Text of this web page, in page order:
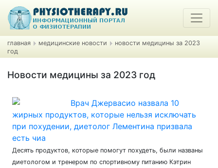
главная медицинские новости
новости медицины за 2023
год
Новости медицины за 2023 год
Врач Джервасио назвала 10
жирных продуктов, которые нельзя исключать
при похудении, диетолог Лементина призвала
есть чиа
Десять продуктов, которые помогут похудеть, были названы
диетологом и тренером по спортивному питанию Кэтрин